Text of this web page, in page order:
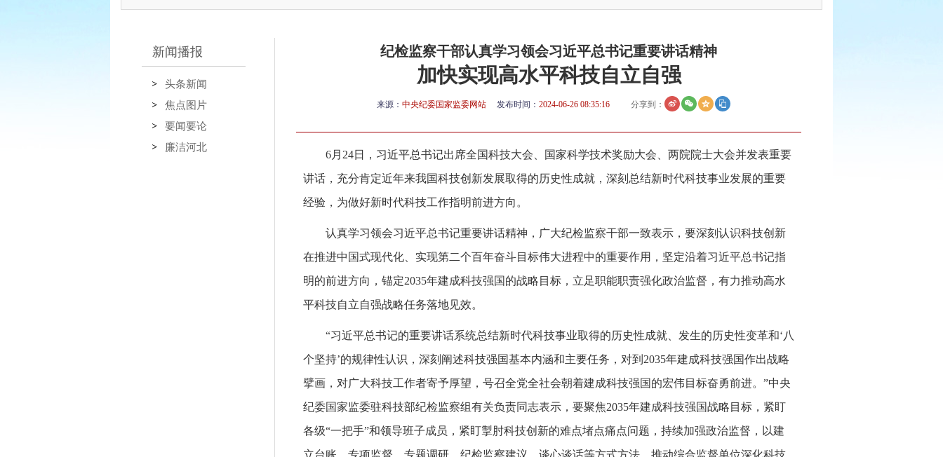
新闻播报
头条新闻
焦点图片
要闻要论
廉洁河北
纪检监察干部认真学习领会习近平总书记重要讲话精神
加快实现高水平科技自立自强
来源： 中央纪委国家监委网站 发布时间： 2024-06-26 08:35:16 分享到：
6月24日，习近平总书记出席全国科技大会、国家科学技术奖励大会、两院院士大会并发表重要
讲话，充分肯定近年来我国科技创新发展取得的历史性成就，深刻总结新时代科技事业发展的重要
经验，为做好新时代科技工作指明前进方向。
认真学习领会习近平总书记重要讲话精神，广大纪检监察干部一致表示，要深刻认识科技创新
在推进中国式现代化、实现第二个百年奋斗目标伟大进程中的重要作用，坚定沿着习近平总书记指
明的前进方向，锚定2035年建成科技强国的战略目标，立足职能职责强化政治监督，有力推动高水
平科技自立自强战略任务落地见效。
“习近平总书记的重要讲话系统总结新时代科技事业取得的历史性成就、发生的历史性变革和‘八
个坚持’的规律性认识，深刻阐述科技强国基本内涵和主要任务，对到2035年建成科技强国作出战略
擘画，对广大科技工作者寄予厚望，号召全党全社会朝着建成科技强国的宏伟目标奋勇前进。”中央
纪委国家监委驻科技部纪检监察组有关负责同志表示，要聚焦2035年建成科技强国战略目标，紧盯
各级“一把手”和领导班子成员，紧盯掣肘科技创新的难点堵点痛点问题，持续加强政治监督，以建
立台账、专项监督、专题调研、纪检监察建议、谈心谈话等方式方法，推动综合监督单位深化科技